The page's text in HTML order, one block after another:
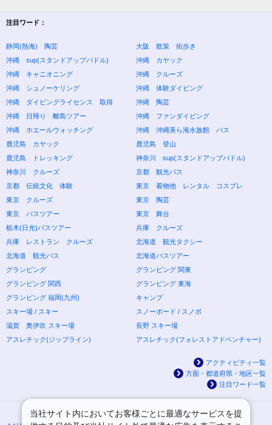
注目ワード：
静岡(熱海) 陶芸
大阪 散策 街歩き
沖縄 sup(スタンドアップパドル)
沖縄 カヤック
沖縄 キャニオニング
沖縄 クルーズ
沖縄 シュノーケリング
沖縄 体験ダイビング
沖縄 ダイビングライセンス 取得
沖縄 陶芸
沖縄 日帰り 離島ツアー
沖縄 ファンダイビング
沖縄 ホエールウォッチング
沖縄 沖縄美ら海水族館 バス
鹿児島 カヤック
鹿児島 登山
鹿児島 トレッキング
神奈川 sup(スタンドアップパドル)
神奈川 クルーズ
京都 観光バス
京都 伝統文化 体験
東京 着物他 レンタル コスプレ
東京 クルーズ
東京 陶芸
東京 バスツアー
東京 舞台
栃木(日光)バスツアー
兵庫 クルーズ
兵庫 レストラン クルーズ
北海道 観光タクシー
北海道 観光バス
北海道バスツアー
グランピング
グランピング 関東
グランピング 関西
グランピング 東海
グランピング 福岡(九州)
キャンプ
スキー場 / スキー
スノーボード / スノボ
滋賀 奥伊吹 スキー場
長野 スキー場
アスレチック(ジップライン)
アスレチック(フォレストアドベンチャー)
アクティビティ一覧
方面・都道府県・地区一覧
注目ワード一覧
当社サイト内においてお客様ごとに最適なサービスを提